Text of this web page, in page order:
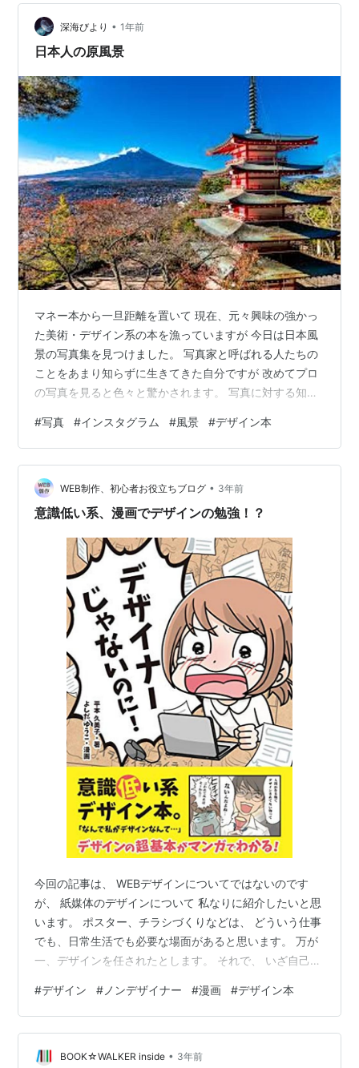
ザイン」というものに向き合っているのか、その軌跡を
辿れるような内容らしいね。夜に一人で静かにページを
めくりながら、その独創的な思考を追体験す…
深海びより • 1年前
日本人の原風景
マネー本から一旦距離を置いて 現在、元々興味の強かっ
た美術・デザイン系の本を漁っていますが 今日は日本風
景の写真集を見つけました。 写真家と呼ばれる人たちの
ことをあまり知らずに生きてきた自分ですが 改めてプロ
の写真を見ると色々と驚かされます。 写真に対する知識
撮る写真や、インスタグラムなどで見かける一般の方が
撮られた日常の写真 と比べて、同じ被写体でありながら
全く異なる世界に見えてしまいました。 調べて見ると
「喜多規子」さんという方がとても良い写真を撮ってお
り その風景があまりにもファンタジックな とても現実の
#写真 #インスタグラム #風景 #デザイン本
WEB制作、初心者お役立ちブログ • 3年前
意識低い系、漫画でデザインの勉強！？
今回の記事は、 WEBデザインについてではないのです
が、 紙媒体のデザインについて 私なりに紹介したいと思
います。 ポスター、チラシづくりなどは、 どういう仕事
でも、日常生活でも必要な場面があると思います。 万が
一、デザインを任されたとします。 それで、 いざ自己流
がなくて、 困ったり、つくったものの、 なんかイマイチ
ということはあると思います。 それで、デザインについ
て、いざ勉強してみようと思って 書店でデザイン関係の
本を探したとします。 それで、おそらくプロのデザイナ
#デザイン # ノンデザイナー #漫画 #デザイン本
BOOK☆WALKER inside • 3年前